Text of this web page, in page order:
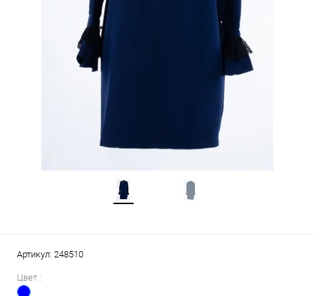
Артикул: 248510
Цвет :